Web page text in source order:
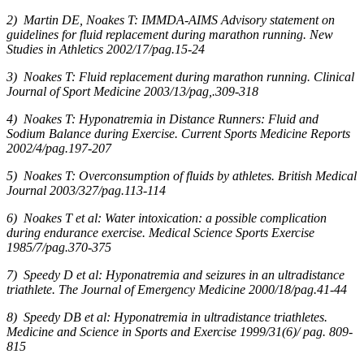
2) Martin DE, Noakes T: IMMDA-AIMS Advisory statement on
guidelines for fluid replacement during marathon running. New
Studies in Athletics 2002/17/pag.15-24
3) Noakes T: Fluid replacement during marathon running. Clinical
Journal of Sport Medicine 2003/13/pag,.309-318
4) Noakes T: Hyponatremia in Distance Runners: Fluid and
Sodium Balance during Exercise. Current Sports Medicine Reports
2002/4/pag.197-207
5) Noakes T: Overconsumption of fluids by athletes. British Medical
Journal 2003/327/pag.113-114
6) Noakes T et al: Water intoxication: a possible complication
during endurance exercise. Medical Science Sports Exercise
1985/7/pag.370-375
7) Speedy D et al: Hyponatremia and seizures in an ultradistance
triathlete. The Journal of Emergency Medicine 2000/18/pag.41-44
8) Speedy DB et al: Hyponatremia in ultradistance triathletes.
Medicine and Science in Sports and Exercise 1999/31(6)/ pag. 809-
815